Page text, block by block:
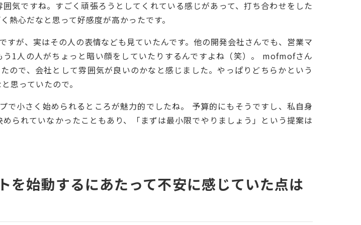
気ですね。すごく頑張ろうとしてくれている感じがあって、打ち合わせをした
熱心だなと思って好感度が高かったです。
すが、実はその人の表情なども見ていたんです。他の開発会社さんでも、営業マ
う1人の人がちょっと暗い顔をしていたりするんですよね（笑）。 mofmofさん
ので、会社として雰囲気が良いのかなと感じました。やっぱりどちらかという
思っていたので。
で小さく始められるところが魅力的でしたね。 予算的にもそうですし、私自身
られていなかったこともあり、「まずは最小限でやりましょう」という提案は
を始動するにあたって不安に感じていた点は